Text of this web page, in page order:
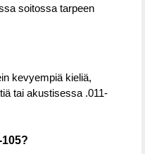
soitossa tarpeen
kevyempiä kieliä,
tai akustisessa .011-